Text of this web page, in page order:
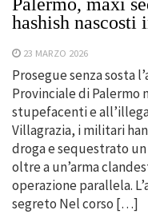
hashish nascosti
23 MARZO 2026
Prosegue senza sosta
Provinciale di Palermo
stupefacenti e
Villagrazia, i militari
droga e sequestrato
oltre a un’arma
operazione parallela.
segreto Nel corso […]